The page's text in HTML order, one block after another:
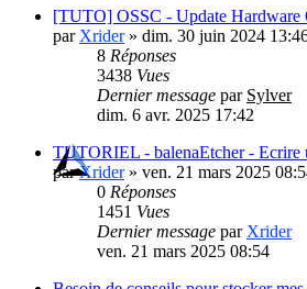
[TUTO] OSSC - Update Hardware
par Xrider» dim. 30 juin 2024
8 Réponses
3438 Vues
Dernier message par Sylver
dim. 6 avr. 2025 17:42
TUTORIEL - balenaEtcher - Ecrire
parXrider» ven. 21 mars 2025
0 Réponses
1451 Vues
Dernier message par Xrider
ven. 21 mars 2025 08:54